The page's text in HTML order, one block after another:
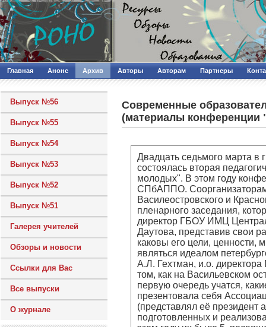
Главная Анонс Архив Авторы Авторам Партнеры
Выпуск №56
Выпуск №55
Выпуск №54
Выпуск №53
Выпуск №52
Выпуск №51
Галерея учителей
Обзоры и новости
Ссылки для Вас
Все выпуски
О журнале
Современные
(материалы
Двадцать седьмого марта
состоялась вторая
молодых". В этом году
СПбАППО.
Василеостровского и
пленарного заседания,
директор ГБОУ ИМЦ
Даутова, представив свои
каковы его цели, ценности,
являться идеалом
А.Л. Гехтман, и.о.
том, как на Васильевском
первую очередь учатся,
презентовала себя
(представлял её президент
подготовленных и